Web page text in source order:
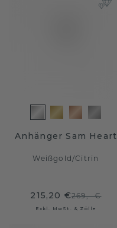
Anhänger Sam Heart
Weißgold/Citrin
215,20 €269,- €
Exkl. MwSt. & Zölle